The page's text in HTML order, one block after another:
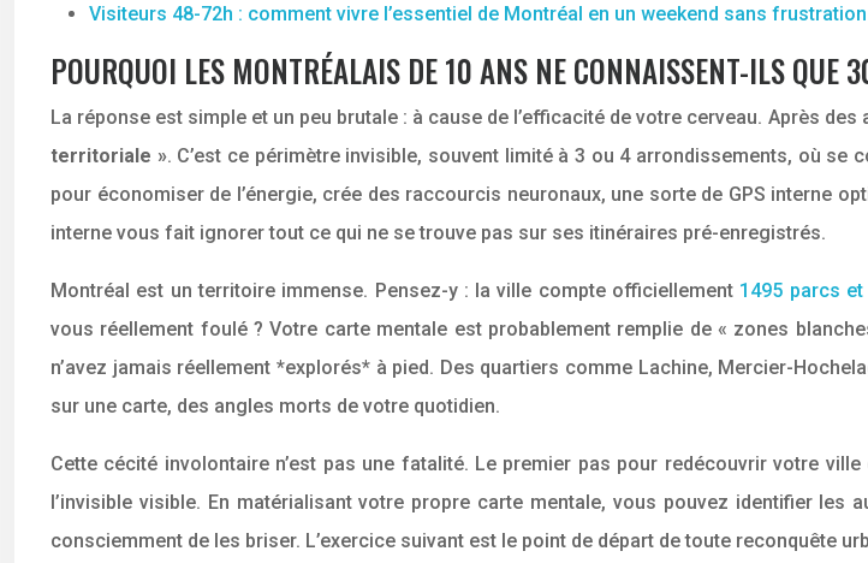
Visiteurs 48-72h : comment vivre l’essentiel de Montréal en un weekend sans frustration
POURQUOI LES MONTRÉALAIS DE 10 ANS NE CONNAISSENT-ILS QUE
La réponse est simple et un peu brutale : à cause de l’efficacité de votre cerveau. Après
territoriale ». C’est ce périmètre invisible, souvent limité à 3 ou 4 arrondissements, où
pour économiser de l’énergie, crée des raccourcis neuronaux, une sorte de GPS interne
interne vous fait ignorer tout ce qui ne se trouve pas sur ses itinéraires pré-enregistrés.
Montréal est un territoire immense. Pensez-y : la ville compte officiellement 1495 parcs
vous réellement foulé ? Votre carte mentale est probablement remplie de « zones
n’avez jamais réellement *explorés* à pied. Des quartiers comme Lachine, Mercier-
sur une carte, des angles morts de votre quotidien.
Cette cécité involontaire n’est pas une fatalité. Le premier pas pour redécouvrir votre
l’invisible visible. En matérialisant votre propre carte mentale, vous pouvez identifier
consciemment de les briser. L’exercice suivant est le point de départ de toute reconquête